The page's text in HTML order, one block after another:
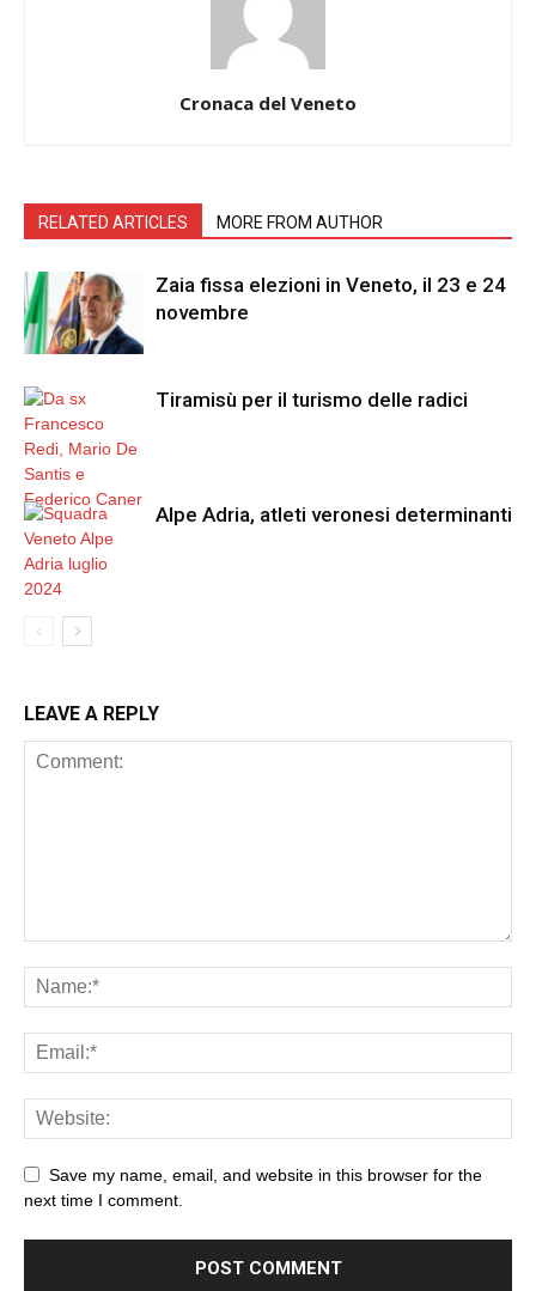
Cronaca del Veneto
RELATED ARTICLES MORE FROM AUTHOR
Zaia fissa elezioni in Veneto, il 23 e 24
novembre
Tiramisù per il turismo delle radici
Alpe Adria, atleti veronesi determinanti
LEAVE A REPLY
Save my name, email, and website in this browser for the
next time I comment.